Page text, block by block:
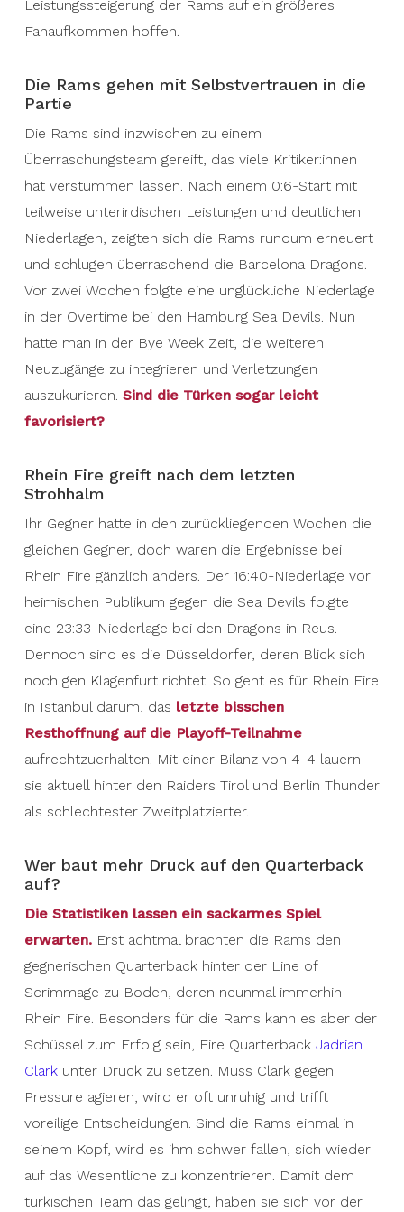
Leistungssteigerung der Rams auf ein größeres
Fanaufkommen hoffen.
Die Rams gehen mit Selbstvertrauen in die
Partie
Die Rams sind inzwischen zu einem
Überraschungsteam gereift, das viele Kritiker:innen
hat verstummen lassen. Nach einem 0:6-Start mit
teilweise unterirdischen Leistungen und deutlichen
Niederlagen, zeigten sich die Rams rundum erneuert
und schlugen überraschend die Barcelona Dragons.
Vor zwei Wochen folgte eine unglückliche Niederlage
in der Overtime bei den Hamburg Sea Devils. Nun
hatte man in der Bye Week Zeit, die weiteren
Neuzugänge zu integrieren und Verletzungen
auszukurieren. Sind die Türken sogar leicht
favorisiert?
Rhein Fire greift nach dem letzten
Strohhalm
Ihr Gegner hatte in den zurückliegenden Wochen die
gleichen Gegner, doch waren die Ergebnisse bei
Rhein Fire gänzlich anders. Der 16:40-Niederlage vor
heimischen Publikum gegen die Sea Devils folgte
eine 23:33-Niederlage bei den Dragons in Reus.
Dennoch sind es die Düsseldorfer, deren Blick sich
noch gen Klagenfurt richtet. So geht es für Rhein Fire
in Istanbul darum, das letzte bisschen
Resthoffnung auf die Playoff-Teilnahme
aufrechtzuerhalten. Mit einer Bilanz von 4-4 lauern
sie aktuell hinter den Raiders Tirol und Berlin Thunder
als schlechtester Zweitplatzierter.
Wer baut mehr Druck auf den Quarterback
auf?
Die Statistiken lassen ein sackarmes Spiel
erwarten.Erst achtmal brachten die Rams den
gegnerischen Quarterback hinter der Line of
Scrimmage zu Boden, deren neunmal immerhin
Rhein Fire. Besonders für die Rams kann es aber der
Schüssel zum Erfolg sein, Fire Quarterback Jadrian
Clarkunter Druck zu setzen. Muss Clark gegen
Pressure agieren, wird er oft unruhig und trifft
voreilige Entscheidungen. Sind die Rams einmal in
seinem Kopf, wird es ihm schwer fallen, sich wieder
auf das Wesentliche zu konzentrieren. Damit dem
türkischen Team das gelingt, haben sie sich vor der